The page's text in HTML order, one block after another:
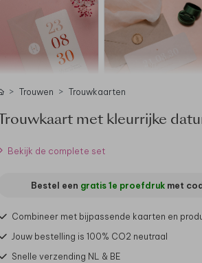
Trouwen Trouwkaarten
met kleurrijke
Bekijk de complete set
Bestel een gratis 1e proefdrukmet
Combineer met bijpassende kaarten en
Jouw bestelling is 100% CO2 neutraal
Snelle verzending NL & BE